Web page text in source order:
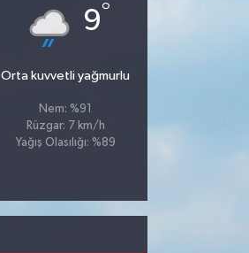
9°
Orta kuvvetli yağmurlu
Nem: %91
Rüzgar: 7 km/h
Yağış Olasılığı: %89